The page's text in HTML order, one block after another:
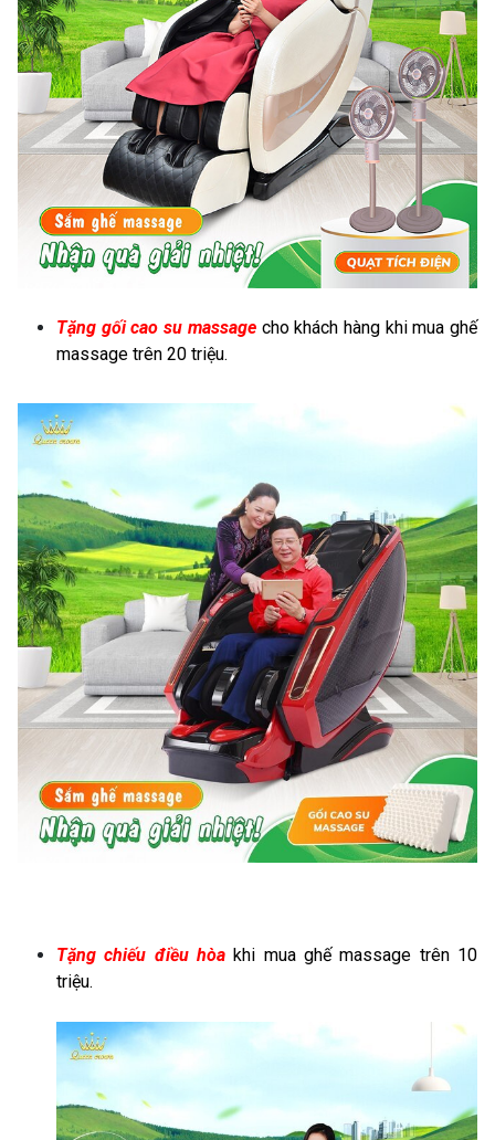
Tặng gối cao su massagecho khách hàng khi mua ghế
massage trên 20 triệu.
Tặng chiếu điều hòa khi mua ghế massage trên 10
triệu.